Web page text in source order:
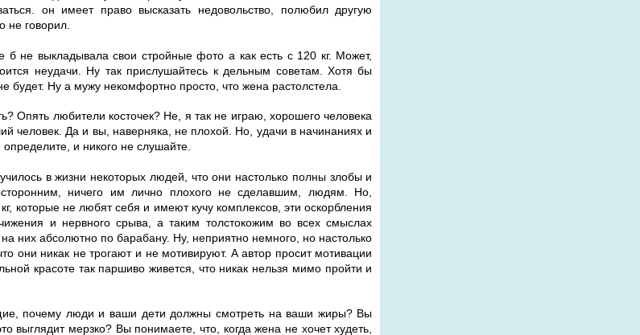
он имеет право высказать недовольство, полюбил другую
не говорил.
б не выкладывала свои стройные фото а как есть с 120 кг. Может,
неудачи. Ну так прислушайтесь к дельным советам. Хотя бы
будет. Ну а мужу некомфортно просто, что жена растолстела.
Опять любители косточек? Не, я так не играю, хорошего человека
человек. Да и вы, наверняка, не плохой. Но, удачи в начинаниях и
и никого не слушайте.
в жизни некоторых людей, что они настолько полны злобы и
ничего им лично плохого не сделавшим, людям. Но,
которые не любят себя и имеют кучу комплексов, эти оскорбления
и нервного срыва, а таким толстокожим во всех смыслах
них абсолютно по барабану. Ну, неприятно немного, но настолько
они никак не трогают и не мотивируют. А автор просит мотивации
красоте так паршиво живется, что никак нельзя мимо пройти и
почему люди и ваши дети должны смотреть на ваши жиры? Вы
выглядит мерзко? Вы понимаете, что, когда жена не хочет худеть,